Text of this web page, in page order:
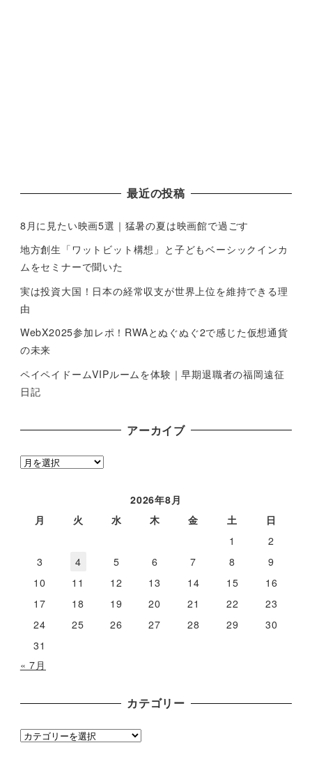
最近の投稿
8月に見たい映画5選｜猛暑の夏は映画館で過ごす
地方創生「ワットビット構想」と子どもベーシックインカ
ムをセミナーで聞いた
実は投資大国！日本の経常収支が世界上位を維持できる理
由
WebX2025参加レポ！RWAとぬぐぬぐ2で感じた仮想通貨
の未来
ペイペイドームVIPルームを体験｜早期退職者の福岡遠征
日記
アーカイブ
ア
2026年8月
月
火 水 木 金 土
日
1
2
3
4 5 6 7 8
9
10
11 12 13 14 15
16
17
18 19 20 21 22
23
24
25 26 27 28 29
30
31
« 7月
カテゴリー
カ